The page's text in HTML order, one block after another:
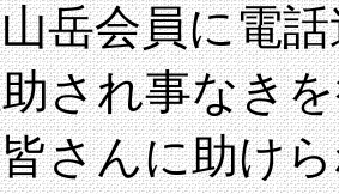
岳会員に電
され事なき
んに助けら